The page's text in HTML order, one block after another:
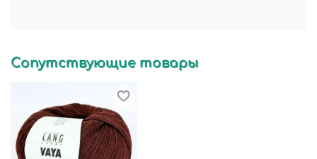
Сопутствующие товары